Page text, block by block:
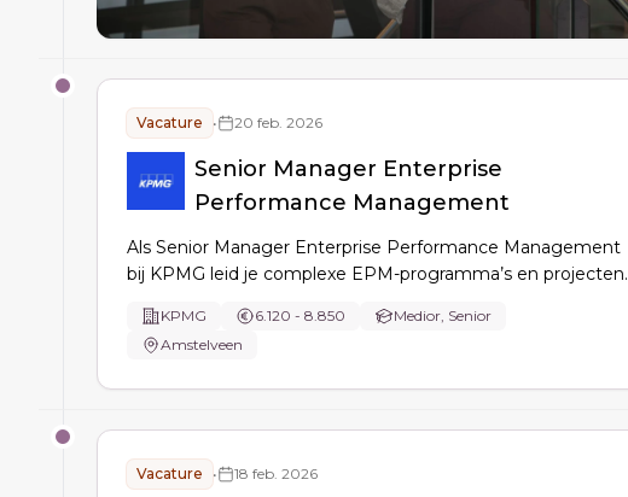
Vacature • 20 feb. 2026
Senior Manager Enterprise
Performance Management
Als Senior Manager Enterprise Performance Management
bij KPMG leid je complexe EPM-programma’s en projecten,
planning/forecasting, cost & profitability, R2R en ESG-
reporting, en vertaal je markttrends naar strategie.
KPMG 6.120 - 8.850
Medior, Senior
Amstelveen
Vacature • 18 feb. 2026